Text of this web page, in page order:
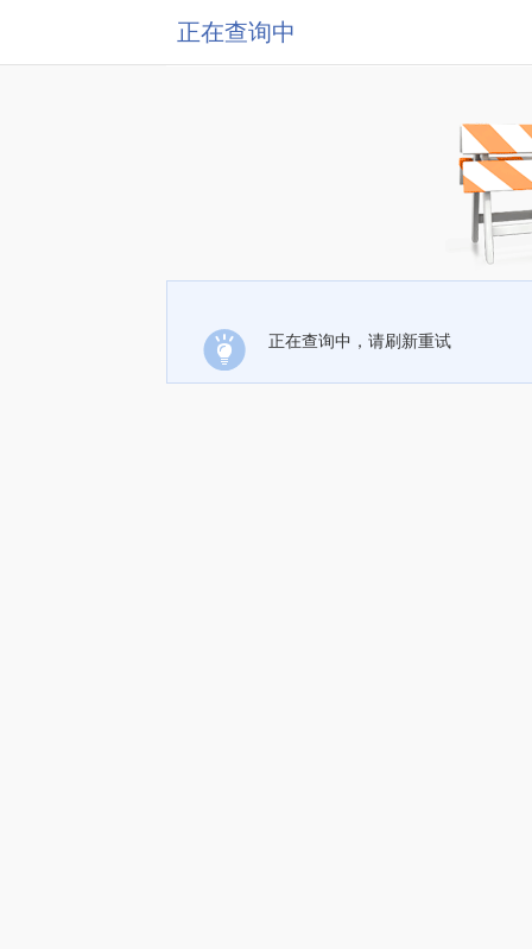
正在查询中
正在查询中，请刷新重试